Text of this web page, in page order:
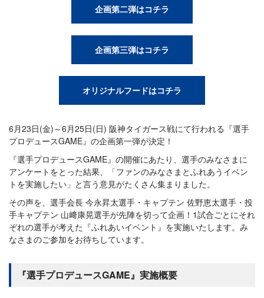
企画第二弾はコチラ
企画第三弾はコチラ
オリジナルフードはコチラ
6月23日(金)～6月25日(日) 阪神タイガース戦にて行われる『選手
プロデュースGAME』の企画第一弾が決定！
『選手プロデュースGAME』の開催にあたり、選手のみなさまに
アンケートをとった結果、「ファンのみなさまとふれあうイベン
トを実施したい」と言う意見がたくさん集まりました。
その声を、選手会長 今永昇太選手・キャプテン 佐野恵太選手・投
手キャプテン 山﨑康晃選手が先陣を切って企画！1試合ごとにそれ
ぞれの選手が考えた『ふれあいイベント』を実施いたします。み
なさまのご参加をお待ちしています。
『選手プロデュースGAME』実施概要